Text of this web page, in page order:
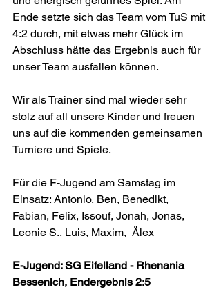
Ende setzte sich das Team vom TuS mit
4:2 durch, mit etwas mehr Glück im
Abschluss hätte das Ergebnis auch für
unser Team ausfallen können.
Wir als Trainer sind mal wieder sehr
stolz auf all unsere Kinder und freuen
uns auf die kommenden gemeinsamen
Turniere und Spiele.
Für die F-Jugend am Samstag im
Einsatz: Antonio, Ben, Benedikt,
Fabian, Felix, Issouf, Jonah, Jonas,
Leonie S., Luis, Maxim,  Älex
E-Jugend: SG Eifelland - Rhenania
Bessenich, Endergebnis 2:5